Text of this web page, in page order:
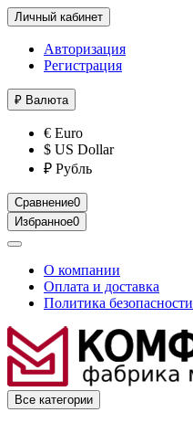
Личный кабинет
Авторизация
Регистрация
₽ Валюта
€ Euro
$ US Dollar
₽ Рубль
Сравнение0
Избранное0
О компании
Оплата и доставка
Политика безопасности
Все категории